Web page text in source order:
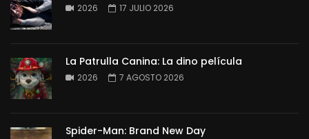
2026 17 JULIO 2026
La Patrulla Canina: La dino película
2026 7 AGOSTO 2026
Spider-Man: Brand New Day